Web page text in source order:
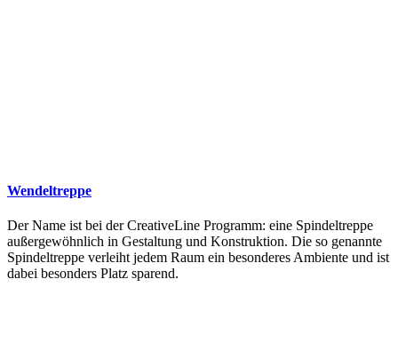
Wendeltreppe
Der Name ist bei der CreativeLine Programm: eine Spindeltreppe
außergewöhnlich in Gestaltung und Konstruktion. Die so genannte
Spindeltreppe verleiht jedem Raum ein besonderes Ambiente und ist
dabei besonders Platz sparend.